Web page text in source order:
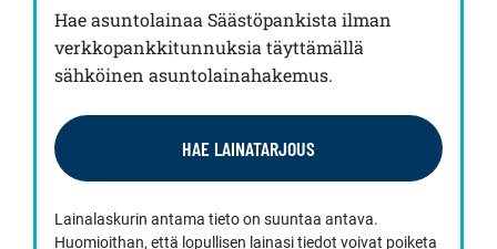
Hae asuntolainaa Säästöpankista ilman
verkkopankkitunnuksia täyttämällä
sähköinen asuntolainahakemus.
HAE LAINATARJOUS
Lainalaskurin antama tieto on suuntaa antava.
Huomioithan, että lopullisen lainasi tiedot voivat poiketa